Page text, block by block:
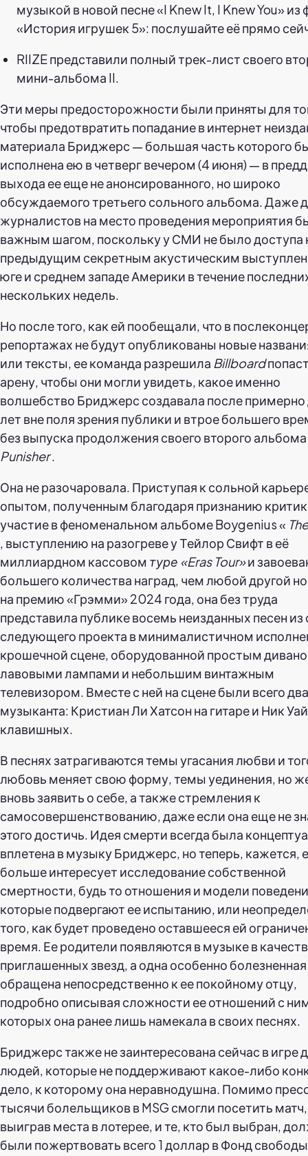
музыкой в новой песне «I Knew It, I Knew You»
«История игрушек 5»: послушайте её прямо
RIIZE представили полный трек-лист своего
мини-альбома II.
Эти меры предосторожности были приняты для
чтобы предотвратить попадание в интернет
материала Бриджерс — большая часть которого
исполнена ею в четверг вечером (4 июня) — в
выхода ее еще не анонсированного, но широко
обсуждаемого третьего сольного альбома. Даже
журналистов на место проведения мероприятия
важным шагом, поскольку у СМИ не было доступа
предыдущим секретным акустическим
юге и среднем западе Америки в течение
нескольких недель.
Но после того, как ей пообещали, что в
репортажах не будут опубликованы новые
или тексты, ее команда разрешила Billboard
арену, чтобы они могли увидеть, какое именно
волшебство Бриджерс создавала после примерно
лет вне поля зрения публики и втрое большего
без выпуска продолжения своего второго альбома
Punisher.
Она не разочаровала. Приступая к сольной
опытом, полученным благодаря признанию
участие в феноменальном альбоме Boygenius «
, выступлению на разогреве у Тейлор Свифт в её
миллиардном кассовом туре «Eras Tour»и
большего количества наград, чем любой другой
на премию «Грэмми» 2024 года, она без труда
представила публике восемь неизданных песен из
следующего проекта в минималистичном
крошечной сцене, оборудованной простым
лавовыми лампами и небольшим винтажным
телевизором. Вместе с ней на сцене были всего два
музыканта: Кристиан Ли Хатсон на гитаре и Ник
клавишных.
В песнях затрагиваются темы угасания любви и
любовь меняет свою форму, темы уединения, но
вновь заявить о себе, а также стремления к
самосовершенствованию, даже если она еще не
этого достичь. Идея смерти всегда была
вплетена в музыку Бриджерс, но теперь, кажется,
больше интересует исследование собственной
смертности, будь то отношения и модели
которые подвергают ее испытанию, или
того, как будет проведено оставшееся ей
время. Ее родители появляются в музыке в
приглашенных звезд, а одна особенно
обращена непосредственно к ее покойному отцу,
подробно описывая сложности ее отношений с
которых она ранее лишь намекала в своих песнях.
Бриджерс также не заинтересована сейчас в игре
людей, которые не поддерживают какое-либо
дело, к которому она неравнодушна. Помимо
тысячи болельщиков в MSG смогли посетить матч,
выиграв места в лотерее, и те, кто был выбран,
были пожертвовать всего 1 доллар в Фонд